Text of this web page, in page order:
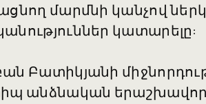
մարմնի կանչով
կատարելը:
Բատիկյանի
անձնական